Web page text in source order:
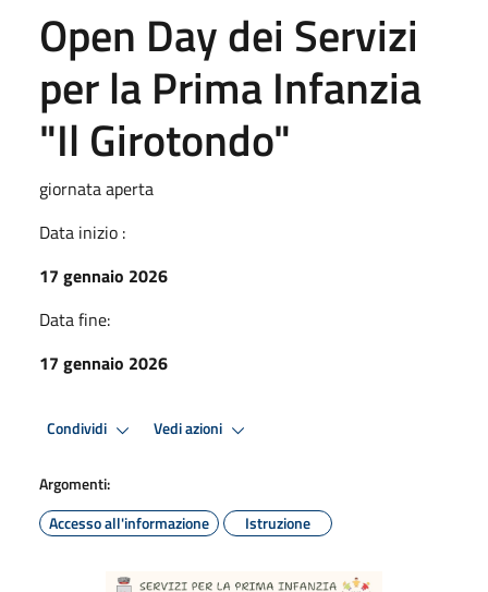
Open Day dei Servizi
per la Prima Infanzia
"Il Girotondo"
giornata aperta
Data inizio :
17 gennaio 2026
Data fine:
17 gennaio 2026
Condividi Vedi azioni
Argomenti:
Accesso all'informazione
Istruzione